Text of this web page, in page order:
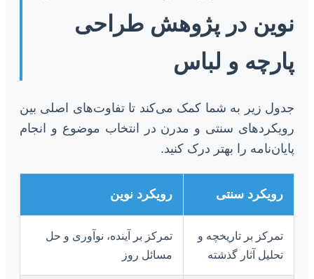
نوین در پژوهش طراحی
پارچه و لباس
جدول زیر به شما کمک می‌کند تا تفاوت‌های اصلی بین
رویکردهای سنتی و مدرن در انتخاب موضوع و انجام
پایان‌نامه را بهتر درک کنید.
رویکرد سنتی رویکرد نوین
تمرکز بر تاریخچه و
تحلیل آثار گذشته
تمرکز بر آینده، نوآوری و حل
مسائل روز